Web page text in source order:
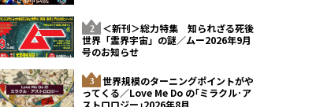
＜新刊＞総力特集 知られざる死後
世界「霊界宇宙」の謎／ムー2026年9月
号のお知らせ
世界規模のターニングポイントがや
ってくる／Love Me Do の｢ミラクル･ア
ストロロジー｣2026年8月